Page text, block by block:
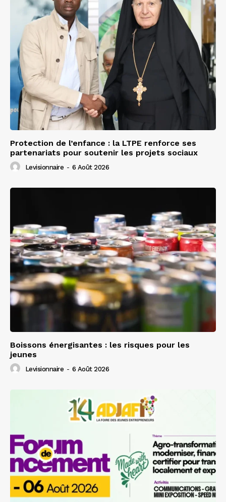
Protection de l’enfance : la LTPE renforce ses
partenariats pour soutenir les projets sociaux
Levisionnaire - 6 Août 2026
Boissons énergisantes : les risques pour les
jeunes
Levisionnaire - 6 Août 2026